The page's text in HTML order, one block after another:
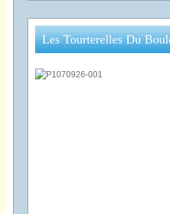
Les Tourterelles Du